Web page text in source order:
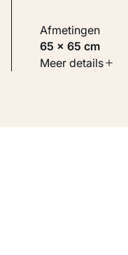
Afmetingen
65 × 65 cm
Soort werk
Meer details